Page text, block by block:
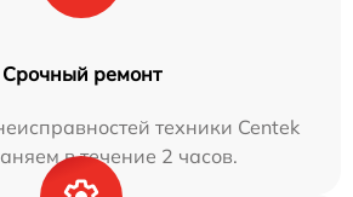
Срочный ремонт
техники Centek
в течение 2 часов.